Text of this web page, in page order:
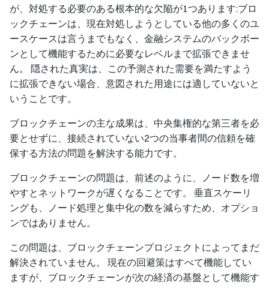
が、対処する必要のある根本的な欠陥が1つあります:ブロ
ックチェーンは、現在対処しようとしている他の多くのユ
ースケースは言うまでもなく、金融システムのバックボー
ンとして機能するために必要なレベルまで拡張できませ
ん。 隠された真実は、この予測された需要を満たすよう
に拡張できない場合、意図された用途には適していないと
いうことです。
ブロックチェーンの主な成果は、中央集権的な第三者を必
要とせずに、接続されていない2つの当事者間の信頼を確
保する方法の問題を解決する能力です。
ブロックチェーンの問題は、前述のように、ノード数を増
やすとネットワークが遅くなることです。 垂直スケーリ
ングも、ノード処理と集中化の数を減らすため、オプショ
ンではありません。
この問題は、ブロックチェーンプロジェクトによってまだ
解決されていません。 現在の回避策はすべて機能してい
ますが、ブロックチェーンが次の経済の基盤として機能す